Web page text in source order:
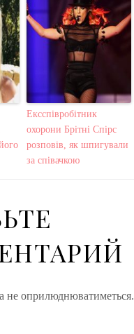
Ексспівробітник
охорони Брітні Спірс
розповів, як шпигували
за співачкою
не оприлюднюватиметься.